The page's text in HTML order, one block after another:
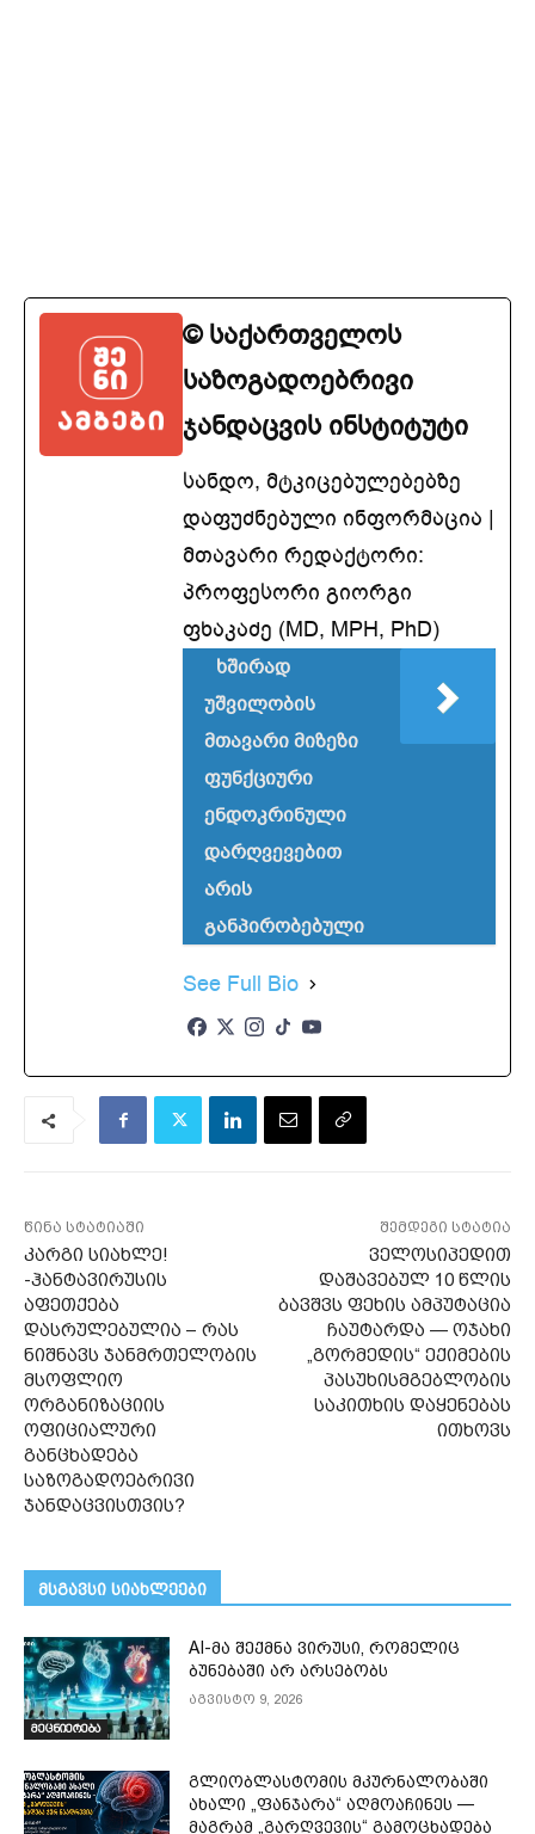
© საქართველოს
საზოგადოებრივი
ჯანდაცვის ინსტიტუტი
სანდო, მტკიცებულებებზე
დაფუძნებული ინფორმაცია |
მთავარი რედაქტორი:
პროფესორი გიორგი
ფხაკაძე (MD, MPH, PhD)
ხშირად
უშვილობის
მთავარი მიზეზი
ფუნქციური
ენდოკრინული
დარღვევებით
არის
განპირობებული
See Full Bio
წინა სტატიაში
კარგი სიახლე!
-ჰანტავირუსის
აფეთქება
დასრულებულია – რას
ნიშნავს ჯანმრთელობის
მსოფლიო
ორგანიზაციის
ოფიციალური
განცხადება
საზოგადოებრივი
ჯანდაცვისთვის?
შემდეგი სტატია
ველოსიპედით
დაშავებულ 10 წლის
ბავშვს ფეხის ამპუტაცია
ჩაუტარდა — ოჯახი
„გორმედის“ ექიმების
პასუხისმგებლობის
საკითხის დაყენებას
ითხოვს
მსგავსი სიახლეები
მეცნიერება
AI-მა შექმნა ვირუსი, რომელიც
ბუნებაში არ არსებობს
აგვისტო 9, 2026
გლიობლასტომის მკურნალობაში
ახალი „ფანჯარა“ აღმოაჩინეს —
მაგრამ „გარღვევის“ გამოცხადება